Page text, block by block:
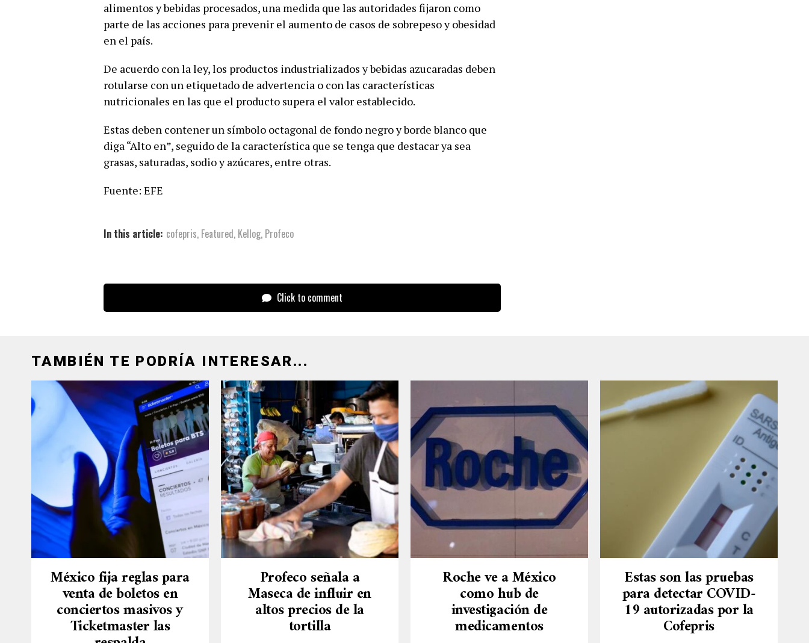
alimentos y bebidas procesados, una medida que las autoridades fijaron como
parte de las acciones para prevenir el aumento de casos de sobrepeso y obesidad
en el país.
De acuerdo con la ley, los productos industrializados y bebidas azucaradas deben
rotularse con un etiquetado de advertencia o con las características
nutricionales en las que el producto supera el valor establecido.
Estas deben contener un símbolo octagonal de fondo negro y borde blanco que
diga “Alto en”, seguido de la característica que se tenga que destacar ya sea
grasas, saturadas, sodio y azúcares, entre otras.
Fuente: EFE
In this article: cofepris, Featured, Kellog, Profeco
Click to comment
TAMBIÉN TE PODRÍA INTERESAR...
México fija reglas para
venta de boletos en
conciertos masivos y
Ticketmaster las
Profeco señala a
Maseca de influir en
altos precios de la
tortilla
Roche ve a México
como hub de
investigación de
medicamentos
Estas son las pruebas
para detectar COVID-
19 autorizadas por la
Cofepris